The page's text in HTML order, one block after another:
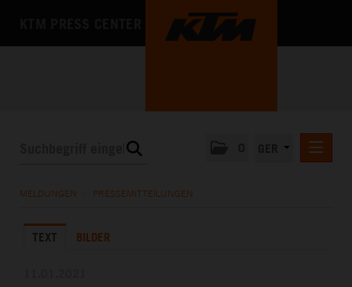
MEDIA
MELDUNGEN PRESSEMITTEILUNGEN
TEXT BILDER